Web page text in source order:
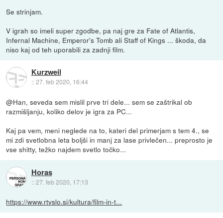
Se strinjam.
V igrah so imeli super zgodbe, pa naj gre za Fate of Atlantis,
Infernal Machine, Emperor's Tomb ali Staff of Kings ... škoda, da
niso kaj od teh uporabili za zadnji film.
Kurzweil
::27. feb 2020, 16:44
@Han, seveda sem mislil prve tri dele... sem se zaštrikal ob
razmišljanju, koliko delov je igra za PC...
Kaj pa vem, meni neglede na to, kateri del primerjam s tem 4., se
mi zdi svetlobna leta boljši in manj za lase privlečen... preprosto je
vse shitty, težko najdem svetlo točko...
Horas
::27. feb 2020, 17:13
https://www.rtvslo.si/kultura/film-in-t...